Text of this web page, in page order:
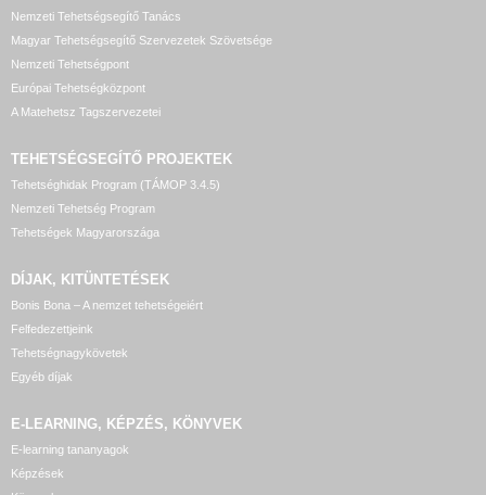
Nemzeti Tehetségsegítő Tanács
Magyar Tehetségsegítő Szervezetek Szövetsége
Nemzeti Tehetségpont
Európai Tehetségközpont
A Matehetsz Tagszervezetei
TEHETSÉGSEGÍTŐ PROJEKTEK
Tehetséghidak Program (TÁMOP 3.4.5)
Nemzeti Tehetség Program
Tehetségek Magyarországa
DÍJAK, KITÜNTETÉSEK
Bonis Bona – A nemzet tehetségeiért
Felfedezettjeink
Tehetségnagykövetek
Egyéb díjak
E-LEARNING, KÉPZÉS, KÖNYVEK
E-learning tananyagok
Képzések